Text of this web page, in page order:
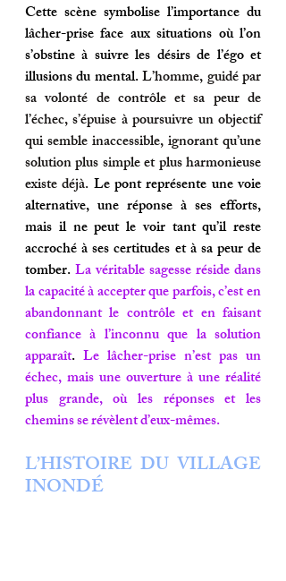
Cette scène symbolise l’importance du
lâcher-prise face aux situations où l’on
s’obstine à suivre les désirs de l’égo et
illusions du mental. L’homme, guidé par
sa volonté de contrôle et sa peur de
l’échec, s’épuise à poursuivre un objectif
qui semble inaccessible, ignorant qu’une
solution plus simple et plus harmonieuse
existe déjà. Le pont représente une voie
alternative, une réponse à ses efforts,
mais il ne peut le voir tant qu’il reste
accroché à ses certitudes et à sa peur de
tomber. La véritable sagesse réside dans
la capacité à accepter que parfois, c’est en
abandonnant le contrôle et en faisant
confiance à l’inconnu que la solution
apparaît. Le lâcher-prise n’est pas un
échec, mais une ouverture à une réalité
plus grande, où les réponses et les
chemins se révèlent d’eux-mêmes.
L’HISTOIRE DU VILLAGE
INONDÉ